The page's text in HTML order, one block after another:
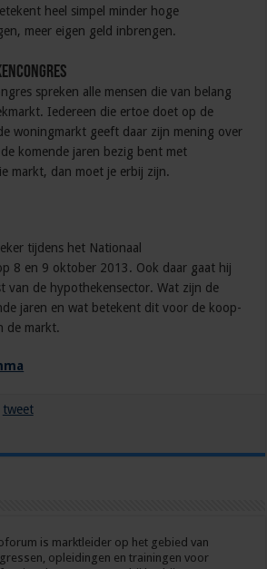
heel simpel minder hoge
meer eigen geld inbrengen.
spreken alle mensen die van belang
Iedereen die ertoe doet op de
woningmarkt geeft daar zijn mening over
komende jaren bezig bent met
markt, dan moet je erbij zijn.
tijdens het Nationaal
8 en 9 oktober 2013. Ook daar gaat hij
van de hypothekensector. Wat zijn de
jaren en wat betekent dit voor de koop-
de markt.
tweet
is marktleider op het gebied van
opleidingen en trainingen voor